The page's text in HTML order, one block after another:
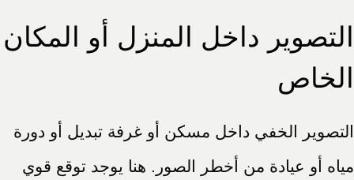
التصوير داخل المنزل أو المكان
الخاص
التصوير الخفي داخل مسكن أو غرفة تبديل أو دورة
مياه أو عيادة من أخطر الصور. هنا يوجد توقع قوي